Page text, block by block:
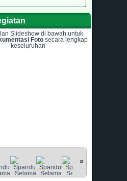
Slideshow di bawah untuk
Foto secara lengkap
keseluruhan